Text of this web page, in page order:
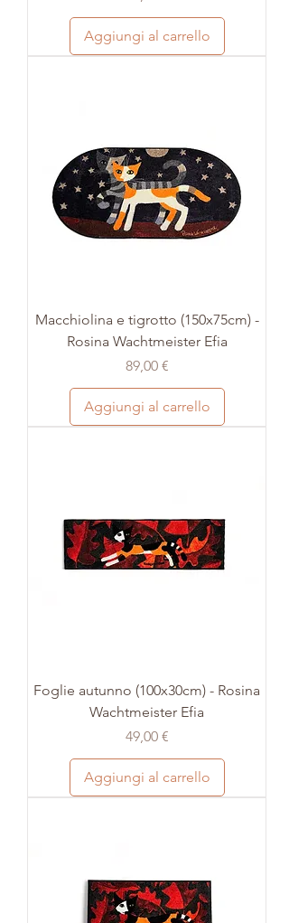
Aggiungi al carrello
Macchiolina e tigrotto (150x75cm) -
Rosina Wachtmeister Efia
Prezzo
89,00 €
Aggiungi al carrello
Foglie autunno (100x30cm) - Rosina
Wachtmeister Efia
Prezzo
49,00 €
Aggiungi al carrello